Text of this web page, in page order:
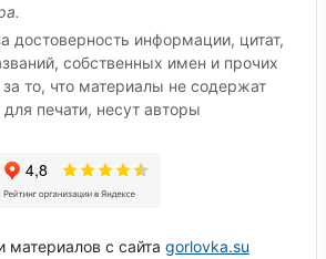
достоверность информации, цитат,
собственных имен и прочих
то, что материалы не содержат
печати, несут авторы
материалов с сайта gorlovka.su